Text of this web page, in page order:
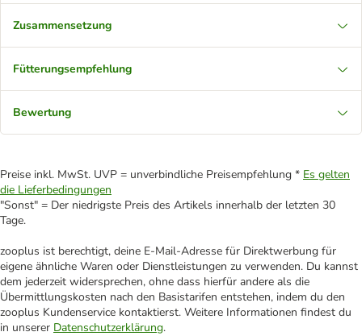
Zusammensetzung
Fütterungsempfehlung
Bewertung
Preise inkl. MwSt. UVP = unverbindliche Preisempfehlung * Es gelten
die Lieferbedingungen
"Sonst" = Der niedrigste Preis des Artikels innerhalb der letzten 30
Tage.
zooplus ist berechtigt, deine E-Mail-Adresse für Direktwerbung für
eigene ähnliche Waren oder Dienstleistungen zu verwenden. Du kannst
dem jederzeit widersprechen, ohne dass hierfür andere als die
Übermittlungskosten nach den Basistarifen entstehen, indem du den
zooplus Kundenservice kontaktierst. Weitere Informationen findest du
in unserer Datenschutzerklärung.